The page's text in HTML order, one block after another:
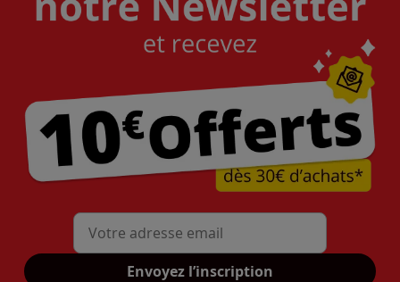
Mon adresse mail
Envoyez l’inscription